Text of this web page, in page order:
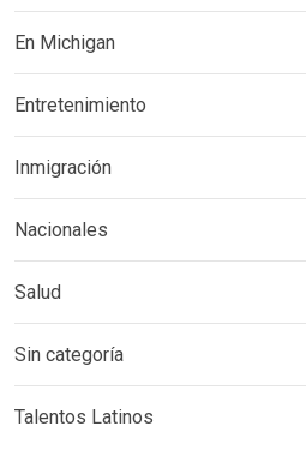
En Michigan
Entretenimiento
Inmigración
Nacionales
Salud
Sin categoría
Talentos Latinos